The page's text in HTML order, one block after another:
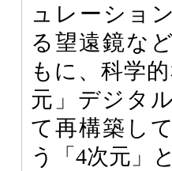
ュレーショ
る望遠鏡な
もに、科学
元」デジタ
て再構築し
う「4次元」